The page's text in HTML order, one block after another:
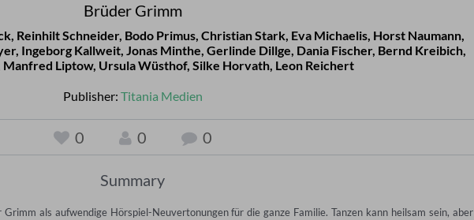
Brüder Grimm
, Reinhilt Schneider, Bodo Primus, Christian Stark, Eva Michaelis, Horst Naumann,
, Ingeborg Kallweit, Jonas Minthe, Gerlinde Dillge, Dania Fischer, Bernd Kreibich,
Manfred Liptow, Ursula Wüsthof, Silke Horvath, Leon Reichert
Publisher: Titania Medien
0 0 0
Summary
als aufwendige Hörspiel-Neuvertonungen für die ganze Familie. Tanzen kann heilsam sein, aber